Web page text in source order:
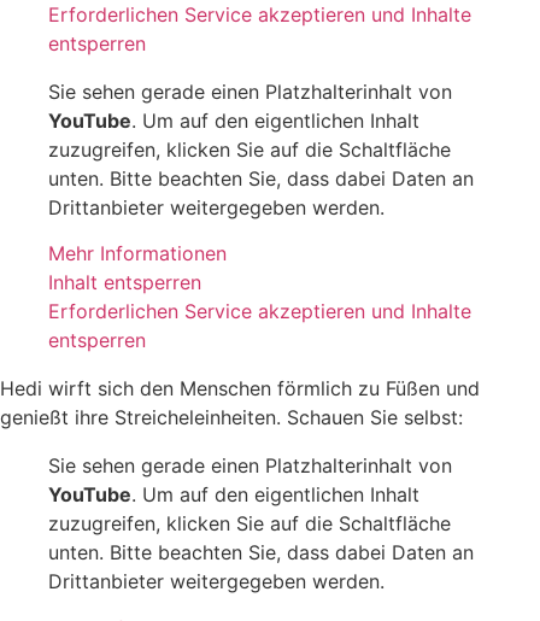
Erforderlichen Service akzeptieren und Inhalte
entsperren
Sie sehen gerade einen Platzhalterinhalt von
YouTube. Um auf den eigentlichen Inhalt
zuzugreifen, klicken Sie auf die Schaltfläche
unten. Bitte beachten Sie, dass dabei Daten an
Drittanbieter weitergegeben werden.
Mehr Informationen
Inhalt entsperren
Erforderlichen Service akzeptieren und Inhalte
entsperren
Hedi wirft sich den Menschen förmlich zu Füßen und
genießt ihre Streicheleinheiten. Schauen Sie selbst:
Sie sehen gerade einen Platzhalterinhalt von
YouTube. Um auf den eigentlichen Inhalt
zuzugreifen, klicken Sie auf die Schaltfläche
unten. Bitte beachten Sie, dass dabei Daten an
Drittanbieter weitergegeben werden.